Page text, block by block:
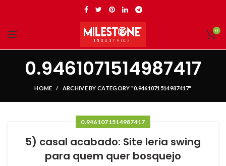
0
0.9461071514987417
HOME ARCHIVE BY CATEGORY "0.9461071514987417"
0.9461071514987417
5) casal acabado: Site leria swing
para quem quer bosquejo